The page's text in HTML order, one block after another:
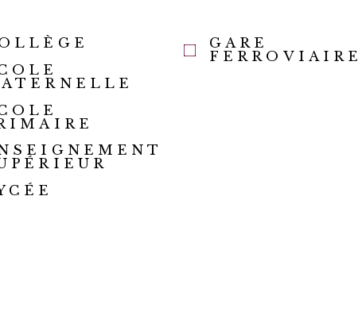
GARE
FERROVIAIRE